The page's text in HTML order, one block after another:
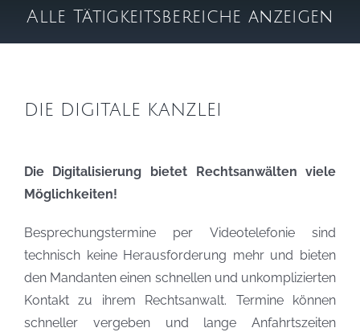
Alle Tätigkeitsbereiche anzeigen
DIE DIGITALE KANZLEI
Die Digitalisierung bietet Rechtsanwälten viele
Möglichkeiten!
Besprechungstermine per Videotelefonie sind
technisch keine Herausforderung mehr und bieten
den Mandanten einen schnellen und unkomplizierten
Kontakt zu ihrem Rechtsanwalt. Termine können
schneller vergeben und lange Anfahrtszeiten